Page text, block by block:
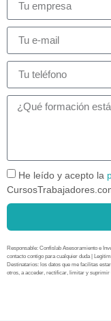
He leído y acepto la
Responsable: Confislab Asesoramiento e
contacto contigo para cualquier duda |
Destinatarios: los datos que me facilitas
otros, a acceder, rectificar, limitar y suprimir